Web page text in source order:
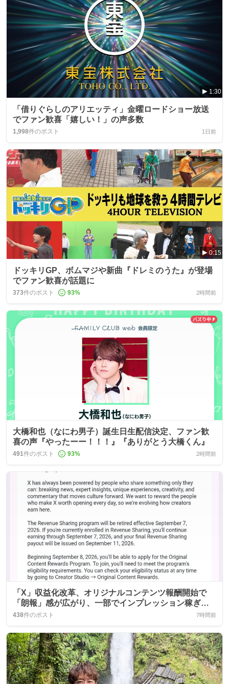
1:30
「借りぐらしのアリエッティ」金曜ロードショー放送
でファン歓喜「嬉しい！」の声多数
1,998件のポスト 1日前
0:15
ドッキリGP、ボムマジや新曲『ドレミのうた』が登場
でファン歓喜が話題に
373件のポスト 93% 2時間前
大橋和也（なにわ男子）誕生日生配信決定、ファン歓
喜の声『やったーー！！！』『ありがとう大橋くん』
491件のポスト 93% 2時間前
「X」収益化改革、オリジナルコンテンツ報酬開始で
「朗報」感が広がり、一部でインプレッション稼ぎア
カウントへの懸念の声も
438件のポスト 7時間前